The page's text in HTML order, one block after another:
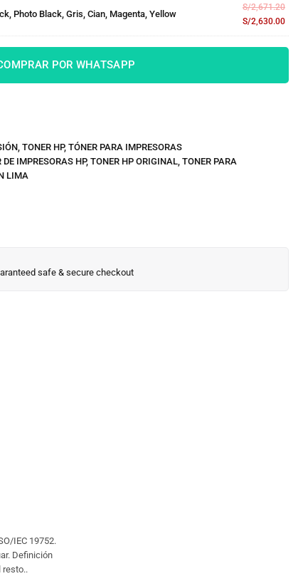
Photo Black, Gris, Cian, Magenta, Yellow
S/2,671.20
S/2,630.00
POR WHATSAPP
, TONER HP, TÓNER PARA IMPRESORAS
DE IMPRESORAS HP, TONER HP ORIGINAL, TONER PARA
LIMA
safe & secure checkout
IEC 19752.
Definición
resto..